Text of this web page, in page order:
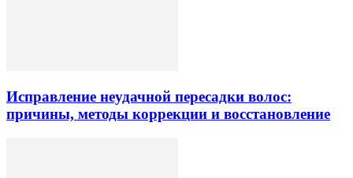
Исправление неудачной пересадки волос:
причины, методы коррекции и восстановление